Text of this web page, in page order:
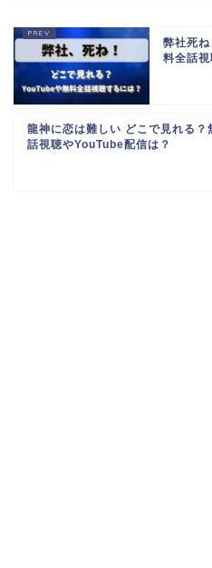
弊社死
料全話視
龍神に恋は難しい どこで見れる？
話視聴やYouTube配信は？